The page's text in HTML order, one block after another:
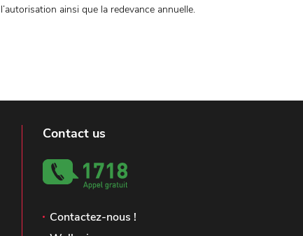
ainsi que la redevance annuelle.
Contact us
Contactez-nous !